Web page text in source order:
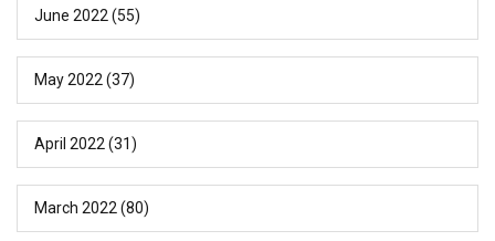
June 2022 (55)
May 2022 (37)
April 2022 (31)
March 2022 (80)